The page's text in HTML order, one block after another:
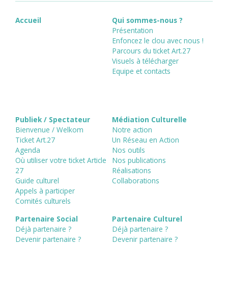
Accueil
Qui sommes-nous ?
Présentation
Enfoncez le clou avec nous !
Parcours du ticket Art.27
Visuels à télécharger
Equipe et contacts
Publiek / Spectateur
Bienvenue / Welkom
Ticket Art.27
Agenda
Où utiliser votre ticket Article
27
Guide culturel
Appels à participer
Comités culturels
Médiation Culturelle
Notre action
Un Réseau en Action
Nos outils
Nos publications
Réalisations
Collaborations
Partenaire Social
Déjà partenaire ?
Devenir partenaire ?
Partenaire Culturel
Déjà partenaire ?
Devenir partenaire ?